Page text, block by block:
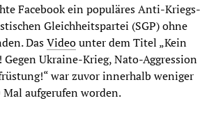
Facebook ein populäres Anti-Kriegs-
Gleichheitspartei (SGP) ohne
DasVideounter dem Titel „Kein
Ukraine-Krieg, Nato-Aggression
war zuvor innerhalb weniger
Mal aufgerufen worden.